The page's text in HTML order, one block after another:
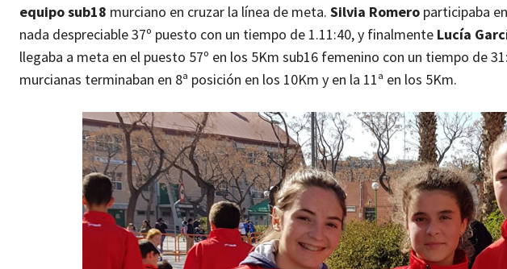
equipo sub18 murciano en cruzar la línea de meta. Silvia Romero participaba
nada despreciable 37º puesto con un tiempo de 1.11:40, y finalmente Lucía
llegaba a meta en el puesto 57º en los 5Km sub16 femenino con un tiempo de
murcianas terminaban en 8ª posición en los 10Km y en la 11ª en los 5Km.